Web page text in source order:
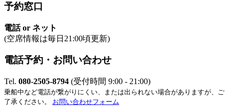
予約窓口
電話 or ネット
(空席情報は毎日21:00頃更新)
電話予約・お問い合わせ
Tel. 080-2505-8794 (受付時間 9:00 - 21:00)
乗船中など電話が繋がりにくい、または出られない場合がありますが、ご
了承ください。 お問い合わせフォーム